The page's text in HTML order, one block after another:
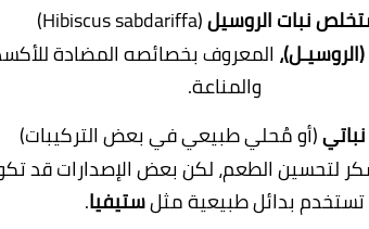
نبات الروسيل(Hibiscus sabdariffa)
المعروف بخصائصه المضادة
والمناعة.
(أو مُحلي طبيعي في بعض التركيبات)
الطعم، لكن بعض الإصدارات قد
تستخدم بدائل طبيعية مثلستيفيا.